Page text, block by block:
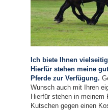
Ich biete Ihnen
Hierfür stehen meine
Pferde zur Verfügung.
Wunsch auch mit Ihren
Hierfür stehen in meinem
Kutschen gegen einen